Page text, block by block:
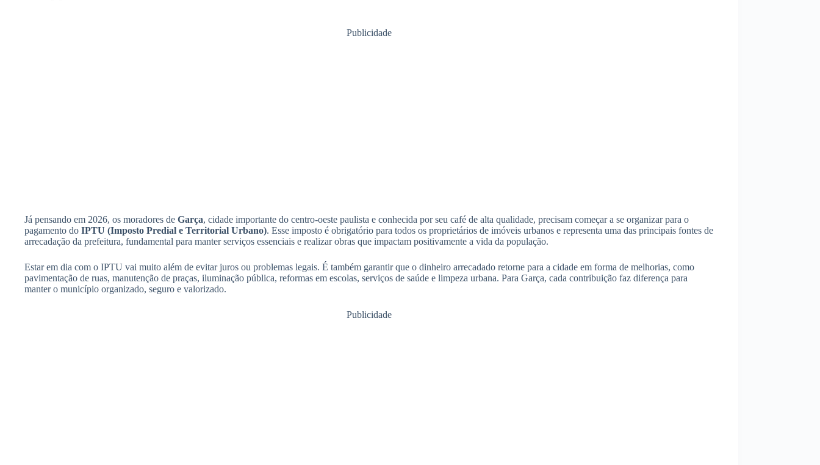
Publicidade
Já pensando em 2026, os moradores de Garça, cidade importante do centro-oeste paulista e conhecida por seu café de alta qualidade, precisam começar a se organizar para o
pagamento do IPTU (Imposto Predial e Territorial Urbano). Esse imposto é obrigatório para todos os proprietários de imóveis urbanos e representa uma das principais fontes de
arrecadação da prefeitura, fundamental para manter serviços essenciais e realizar obras que impactam positivamente a vida da população.
Estar em dia com o IPTU vai muito além de evitar juros ou problemas legais. É também garantir que o dinheiro arrecadado retorne para a cidade em forma de melhorias, como
pavimentação de ruas, manutenção de praças, iluminação pública, reformas em escolas, serviços de saúde e limpeza urbana. Para Garça, cada contribuição faz diferença para
manter o município organizado, seguro e valorizado.
Publicidade